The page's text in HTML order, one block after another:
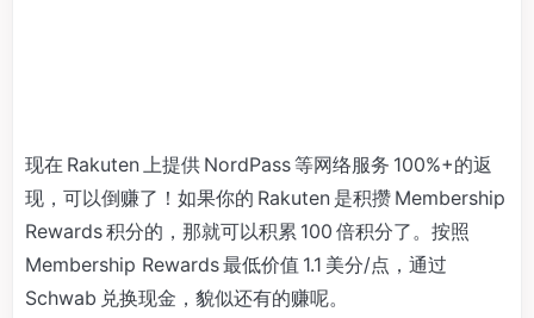
现在 Rakuten 上提供 NordPass 等网络服务 100%+的返
现，可以倒赚了！如果你的 Rakuten 是积攒 Membership
Rewards 积分的，那就可以积累 100 倍积分了。按照
Membership Rewards 最低价值 1.1 美分/点，通过
Schwab 兑换现金，貌似还有的赚呢。